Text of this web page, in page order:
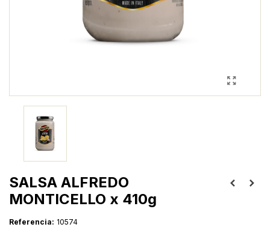
SALSA ALFREDO
MONTICELLO x 410g
Referencia: 10574